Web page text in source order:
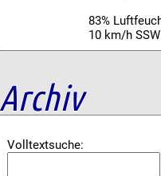
83%
10 km/h
Archiv
Volltextsuche: